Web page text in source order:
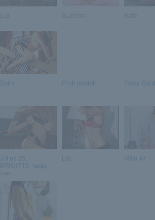
Ela Suzanna Kate
Doira Profi modell Tracy Gold
Július 23. –
BRIGITTA napja
van
Lija Milla W